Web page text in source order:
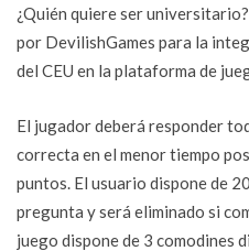
¿Quién quiere ser
por DevilishGames para la
del CEU en la plataforma de
El jugador deberá responder
correcta en el menor tiempo
puntos. El usuario dispone de
pregunta y será eliminado si
juego dispone de 3 comodines